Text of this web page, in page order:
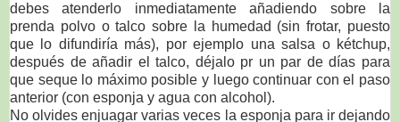
debes atenderlo inmediatamente añadiendo sobre la
prenda polvo o talco sobre la humedad (sin frotar, puesto
que lo difundiría más), por ejemplo una salsa o kétchup,
después de añadir el talco, déjalo pr un par de días para
que seque lo máximo posible y luego continuar con el paso
anterior (con esponja y agua con alcohol).
No olvides enjuagar varias veces la esponja para ir dejando